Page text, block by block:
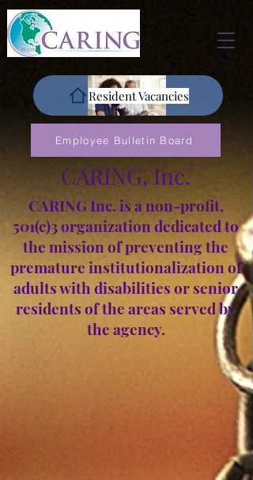
CARING, Inc.
CARING Inc. is a non-profit,
501(c)3 organization dedicated to
the mission of preventing the
premature institutionalization of
adults with disabilities or senior
residents of the areas served by
the agency.
Resident Vacancies
Employee Bulletin Board